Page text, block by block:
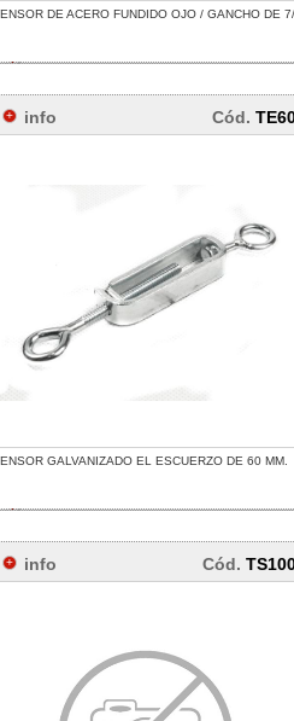
DE ACERO FUNDIDO OJO / GANCHO DE
info Cód.
GALVANIZADO EL ESCUERZO DE 60 MM.
info Cód.